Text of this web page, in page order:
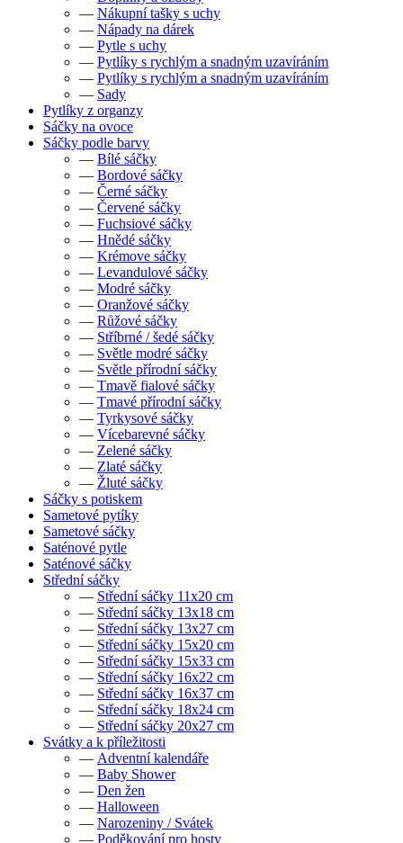
— Nákupní tašky s uchy
— Nápady na dárek
— Pytle s uchy
— Pytlíky s rychlým a snadným uzavíráním
— Pytlíky s rychlým a snadným uzavíráním
— Sady
Pytlíky z organzy
Sáčky na ovoce
Sáčky podle barvy
— Bílé sáčky
— Bordové sáčky
— Černé sáčky
— Červené sáčky
— Fuchsiové sáčky
— Hnědé sáčky
— Krémove sáčky
— Levandulové sáčky
— Modré sáčky
— Oranžové sáčky
— Růžové sáčky
— Stříbrné / šedé sáčky
— Světle modré sáčky
— Světle přírodní sáčky
— Tmavě fialové sáčky
— Tmavé přírodní sáčky
— Tyrkysové sáčky
— Vícebarevné sáčky
— Zelené sáčky
— Zlaté sáčky
— Žluté sáčky
Sáčky s potiskem
Sametové pytíky
Sametové sáčky
Saténové pytle
Saténové sáčky
Střední sáčky
— Střední sáčky 11x20 cm
— Střední sáčky 13x18 cm
— Střední sáčky 13x27 cm
— Střední sáčky 15x20 cm
— Střední sáčky 15x33 cm
— Střední sáčky 16x22 cm
— Střední sáčky 16x37 cm
— Střední sáčky 18x24 cm
— Střední sáčky 20x27 cm
Svátky a k příležitosti
— Adventní kalendáře
— Baby Shower
— Den žen
— Halloween
— Narozeniny / Svátek
— Poděkování pro hosty